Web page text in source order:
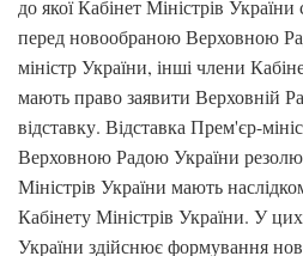
до якої Кабінет Міністрів
перед новообраною Верховною
міністр України, інші члени
мають право заявити Верховній
відставку. Відставка Прем'єр-
Верховною Радою України
Міністрів України мають
Кабінету Міністрів України. У
України здійснює формування